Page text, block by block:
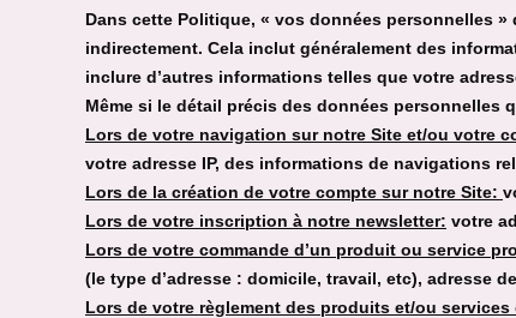
Dans cette Politique, « vos données personnelles
indirectement. Cela inclut généralement des
inclure d’autres informations telles que votre
Même si le détail précis des données
Lors de votre navigation sur notre Site et/ou votre
votre adresse IP, des informations de navigations
Lors de la création de votre compte sur notre Site:
Lors de votre inscription à notre newsletter: votre
Lors de votre commande d’un produit ou service
(le type d’adresse : domicile, travail, etc), adresse
Lors de votre règlement des produits et/ou